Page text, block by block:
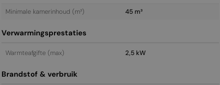
Minimale kamerinhoud (m³)
45 m³
Verwarmingsprestaties
Warmteafgifte (max) 2,5 kW
Brandstof & verbruik